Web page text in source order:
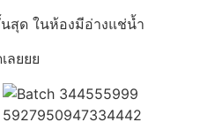
สุด ในห้องมีอ่างแช่น้ำ
ลยยย